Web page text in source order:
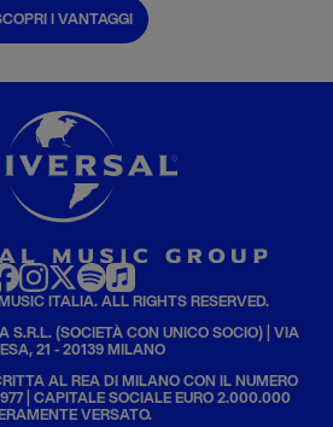
I VANTAGGI
ITALIA. ALL RIGHTS RESERVED.
S.R.L. (SOCIETÀ CON UNICO SOCIO) | VIA
21 - 20139 MILANO
AL REA DI MILANO CON IL NUMERO
| CAPITALE SOCIALE EURO 2.000.000
VERSATO.